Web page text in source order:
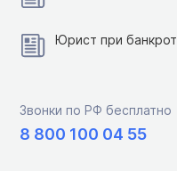
Юрист при
Звонки по РФ бесплатно
8 800 100 04 55